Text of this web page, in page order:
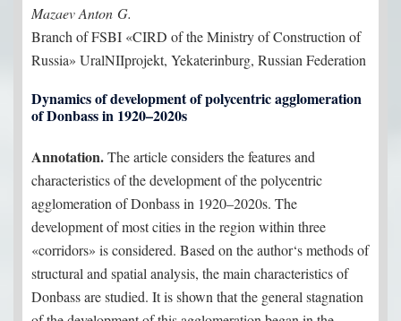
Mazaev Anton G.
Branch of FSBI «CIRD of the Ministry of Construction of
Russia» UralNIIprojekt, Yekaterinburg, Russian Federation
Dynamics of development of polycentric agglomeration
of Donbass in 1920–2020s
Annotation.The article considers the features and
characteristics of the development of the polycentric
agglomeration of Donbass in 1920–2020s. The
development of most cities in the region within three
«corridors» is considered. Based on the author‘s methods of
structural and spatial analysis, the main characteristics of
Donbass are studied. It is shown that the general stagnation